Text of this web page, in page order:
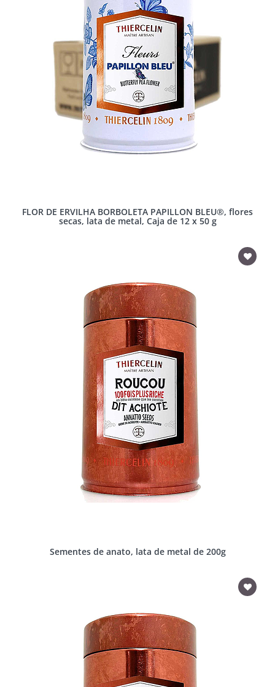
FLOR DE ERVILHA BORBOLETA PAPILLON BLEU®, flores
secas, lata de metal, Caja de 12 x 50 g
Sementes de anato, lata de metal de 200g